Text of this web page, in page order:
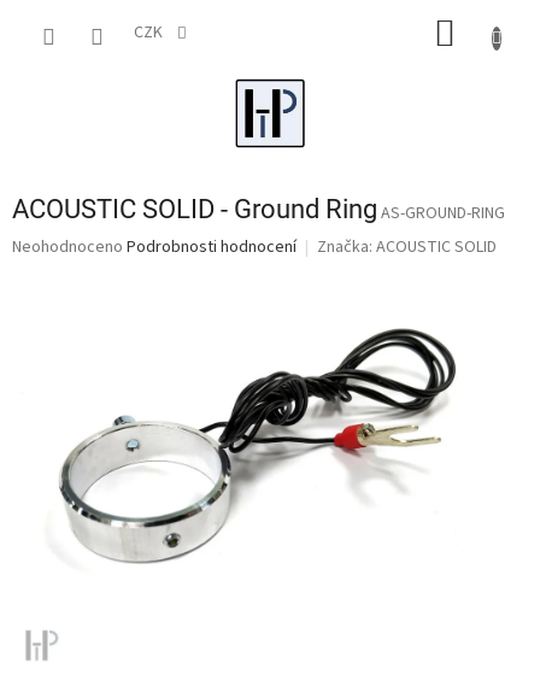
CZK
ACOUSTIC SOLID - Ground Ring AS-GROUND-RING
Průměrné
Neohodnoceno Podrobnosti hodnocení Značka: ACOUSTIC SOLID